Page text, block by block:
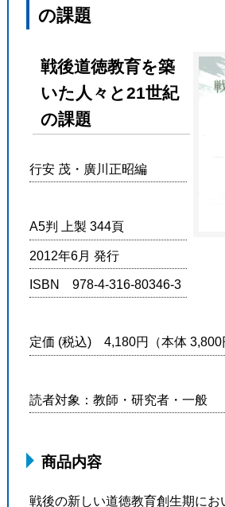
の課題
戦後道徳教育を築
いた人々と21世紀
の課題
行安 茂・廣川正昭編
A5判 上製 344頁
2012年6月 発行
ISBN 978-4-316-80346-3
定価 (税込) 4,180円（本体 3,800
読者対象：教師・研究者・一般
商品内容
戦後の新しい道徳教育創生期にお